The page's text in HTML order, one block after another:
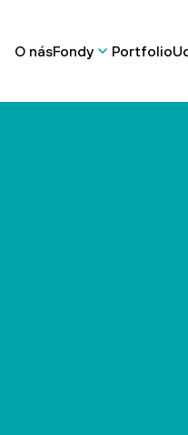
O násFondy Portfolio